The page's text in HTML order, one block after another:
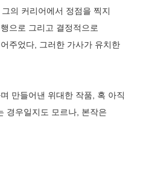
의 커리어에서 정점을 찍지
으로 그리고 결정적으로
주었다, 그러한 가사가 유치한
만들어낸 위대한 작품, 혹 아직
경우일지도 모르나, 본작은